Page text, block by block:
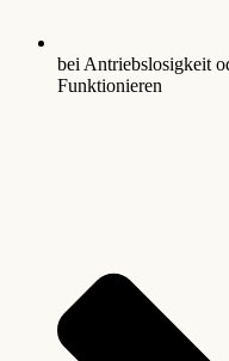
bei Antriebslosigkeit
Funktionieren